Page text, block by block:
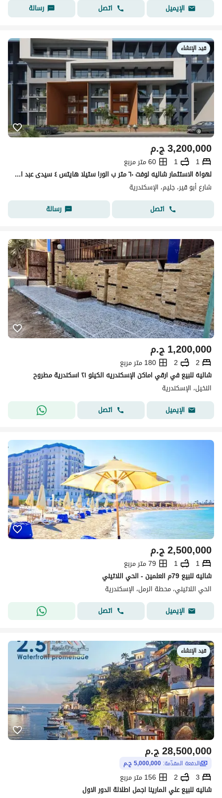
الإيميل
اتصل رسالة
قيد الإنشاء
ج.م3,200,000
1
1
60 متر مربع
لهواة الاستثمار شاليه لوفت ٦٠ متر ب الورا ستيلا هايتس ٤ سيدى عبد الرحم
شارع أبو قير، جليم، الإسكندرية
اتصل
رسالة
ج.م1,200,000
2
2
180 متر مربع
شاليه للبيع في ارقي اماكن الإسكندريه الكيلو ٢١ اسكندرية مطروح
النخيل، الإسكندرية
الإيميل
اتصل
ج.م2,500,000
1
1
79 متر مربع
شاليه للبيع 79م العلمين - الحي اللاتيني
الحي اللاتيني، محطة الرمل، الإسكندرية
الإيميل
اتصل
قيد الإنشاء
ج.م28,500,000
الدفعة المقدّمة: 5,000,000 ج.م
3
2
156 متر مربع
شاليه للبيع علي المارينا اجمل اطلالة الدور الاول